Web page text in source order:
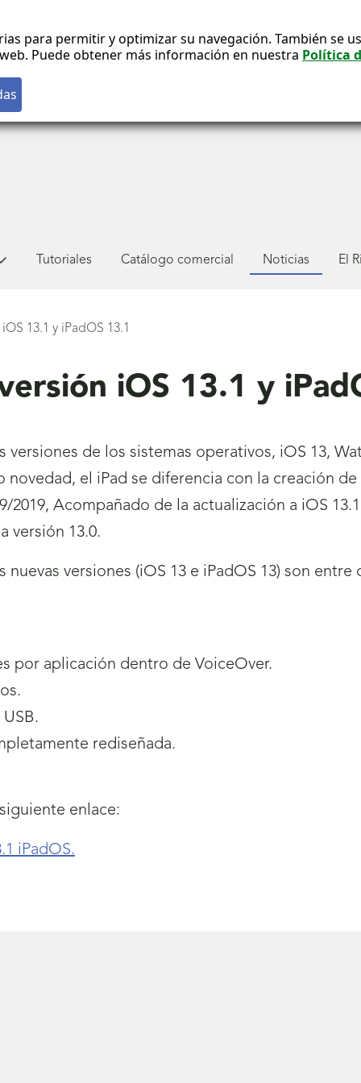
para permitir y optimizar su navegación. También se
Puede obtener más información en nuestra Política
Tutoriales Catálogo comercial Noticias El
13.1 y iPadOS 13.1
iOS 13.1 y
versiones de los sistemas operativos, iOS 13,
novedad, el iPad se diferencia con la creación
2019, Acompañado de la actualización a iOS
versión 13.0.
versiones (iOS 13 e iPadOS 13) son entre
por aplicación dentro de VoiceOver.
rediseñada.
enlace:
iPadOS.